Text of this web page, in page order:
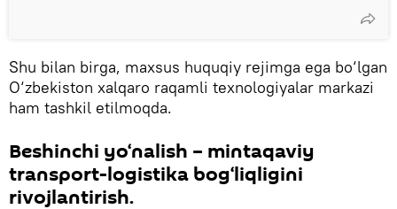
Shu bilan birga, maxsus huquqiy rejimga ega bo‘lgan
O‘zbekiston xalqaro raqamli texnologiyalar markazi
ham tashkil etilmoqda.
Beshinchi yo‘nalish – mintaqaviy
transport-logistika bog‘liqligini
rivojlantirish.